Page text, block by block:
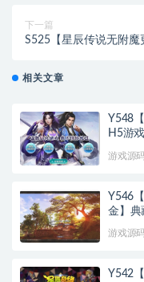
下一篇
S525【星辰传说无附魔
相关文章
Y548
H5游
程
游戏源
Y546
金】典
镜像
+PC客
游戏源
Y542